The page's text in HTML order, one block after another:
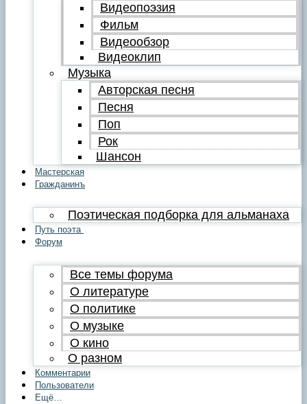
Видеопоэзия
Фильм
Видеообзор
Видеоклип
Музыка
Авторская песня
Песня
Поп
Рок
Шансон
Мастерская
Гражданинъ
Поэтическая подборка для альманаха
Путь поэта
Форум
Все темы форума
О литературе
О политике
О музыке
О кино
О разном
Комментарии
Пользователи
Ещё…